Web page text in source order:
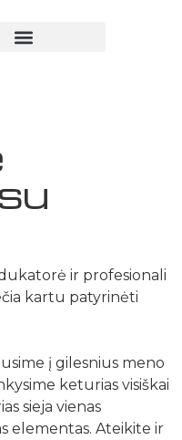
ir profesionali
kartu patyrinėti
į gilesnius meno
keturias visiškai
sieja vienas
elementas. Ateikite ir